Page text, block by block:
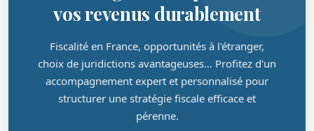
vos revenus durablement
Fiscalité en France, opportunités à l'étranger,
choix de juridictions avantageuses… Profitez d'un
accompagnement expert et personnalisé pour
structurer une stratégie fiscale efficace et
pérenne.